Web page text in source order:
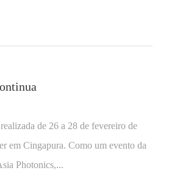
de 26 a 28 de fevereiro de
em Cingapura. Como um evento da
Photonics,...